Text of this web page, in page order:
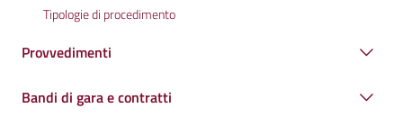
Tipologie di procedimento
Provvedimenti
Bandi di gara e contratti